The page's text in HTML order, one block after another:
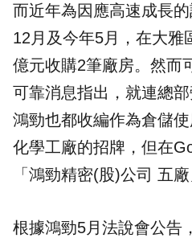
而近年為因應高速成長
12月及今年5月，在大雅
億元收購2筆廠房。然而
可靠消息指出，就連總
鴻勁也都收編作為倉儲
化學工廠的招牌，但在
「鴻勁精密(股)公司 五廠
根據鴻勁5月法說會公告